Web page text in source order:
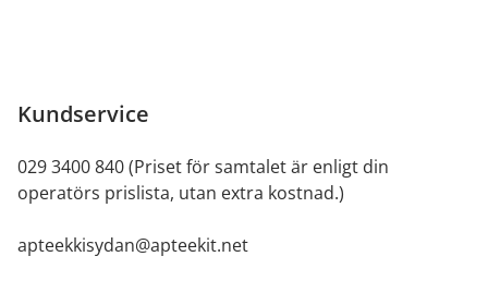
Kundservice
029 3400 840 (Priset för samtalet är enligt din
operatörs prislista, utan extra kostnad.)
apteekkisydan@apteekit.net